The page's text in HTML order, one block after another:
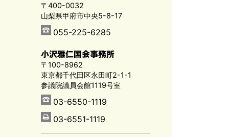
〒400-0032
山梨県甲府市中央5-8-17
055-225-6285
小沢雅仁国会事務所
〒100-8962
東京都千代田区永田町2-1-1
参議院議員会館1119号室
03-6550-1119
03-6551-1119